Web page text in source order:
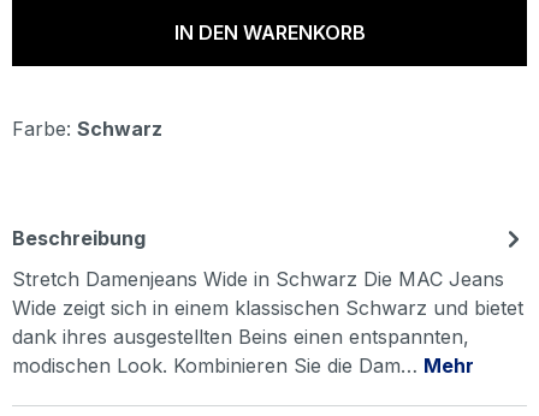
IN DEN WARENKORB
Farbe: Schwarz
Beschreibung
Stretch Damenjeans Wide in Schwarz Die MAC Jeans
Wide zeigt sich in einem klassischen Schwarz und bietet
dank ihres ausgestellten Beins einen entspannten,
modischen Look. Kombinieren Sie die Dam… Mehr